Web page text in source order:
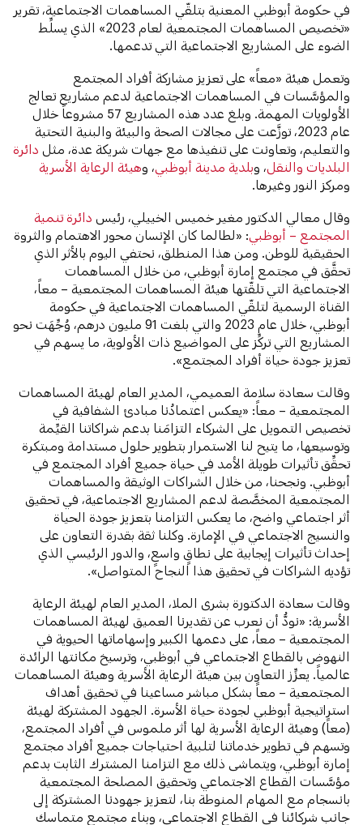
في حكومة أبوظبي المعنية بتلقّي المساهمات الاجتماعية، تقرير
«تخصيص المساهمات المجتمعية لعام 2023» الذي يسلِّط
الضوء على المشاريع الاجتماعية التي تدعمها.
وتعمل هيئة «معاً» على تعزيز مشاركة أفراد المجتمع
والمؤسَّسات في المساهمات الاجتماعية لدعم مشاريع تعالج
الأولويات المهمة. وبلغ عدد هذه المشاريع 57 مشروعاً خلال
عام 2023، توزَّعت على مجالات الصحة والبيئة والبنية التحتية
والتعليم، وتعاونت على تنفيذها مع جهات شريكة عدة، مثلدائرة
البلديات والنقل ، وبلدية مدينة أبوظبي ، وهيئة الرعاية الأسرية
ومركز النور وغيرها.
وقال معالي الدكتور مغير خميس الخييلي، رئيسدائرة تنمية
المجتمع – أبوظبي : «لطالما كان الإنسان محور الاهتمام والثروة
الحقيقية للوطن. ومن هذا المنطلق، نحتفي اليوم بالأثر الذي
تحقَّق في مجتمع إمارة أبوظبي، من خلال المساهمات
الاجتماعية التي تلقّتها هيئة المساهمات المجتمعية – معاً،
القناة الرسمية لتلقّي المساهمات الاجتماعية في حكومة
أبوظبي، خلال عام 2023 والتي بلغت 91 مليون درهم، وُجِّهَت نحو
المشاريع التي تركِّز على المواضيع ذات الأولوية، ما يسهم في
تعزيز جودة حياة أفراد المجتمع».
وقالت سعادة سلامة العميمي، المدير العام لهيئة المساهمات
المجتمعية – معاً: «يعكس اعتمادُنا مبادئ الشفافية في
تخصيص التمويل على الشركاء التزامَنا بدعم شراكاتنا القيِّمة
وتوسيعها، ما يتيح لنا الاستمرار بتطوير حلول مستدامة ومبتكرة
تحقِّق تأثيرات طويلة الأمد في حياة جميع أفراد المجتمع في
أبوظبي. ونجحنا، من خلال الشراكات الوثيقة والمساهمات
المجتمعية المخصَّصة لدعم المشاريع الاجتماعية، في تحقيق
أثر اجتماعي واضح، ما يعكس التزامنا بتعزيز جودة الحياة
والنسيج الاجتماعي في الإمارة. وكلنا ثقة بقدرة التعاون على
إحداث تأثيرات إيجابية على نطاقٍ واسعٍ، والدور الرئيسي الذي
تؤديه الشراكات في تحقيق هذا النجاح المتواصل».
وقالت سعادة الدكتورة بشرى الملا، المدير العام لهيئة الرعاية
الأسرية: «نودُّ أن نعرب عن تقديرنا العميق لهيئة المساهمات
المجتمعية – معاً، على دعمها الكبير وإسهاماتها الحيوية في
النهوض بالقطاع الاجتماعي في أبوظبي، وترسيخ مكانتها الرائدة
عالمياً. يعزِّز التعاون بين هيئة الرعاية الأسرية وهيئة المساهمات
المجتمعية – معاً بشكل مباشر مساعينا في تحقيق أهداف
استراتيجية أبوظبي لجودة حياة الأسرة. الجهود المشتركة لهيئة
(معاً) وهيئة الرعاية الأسرية لها أثر ملموس في أفراد المجتمع،
وتسهم في تطوير خدماتنا لتلبية احتياجات جميع أفراد مجتمع
إمارة أبوظبي، ويتماشى ذلك مع التزامنا المشترك الثابت بدعم
مؤسَّسات القطاع الاجتماعي وتحقيق المصلحة المجتمعية
بانسجام مع المهام المنوطة بنا، لتعزيز جهودنا المشتركة إلى
جانب شركائنا في القطاع الاجتماعي، وبناء مجتمع متماسك